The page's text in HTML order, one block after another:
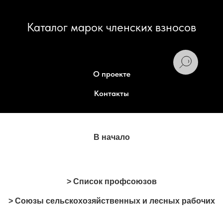
Каталог марок членских взносов
О проекте
Контакты
В начало
> Список профсоюзов
> Союзы сельскохозяйственных и лесных рабочих